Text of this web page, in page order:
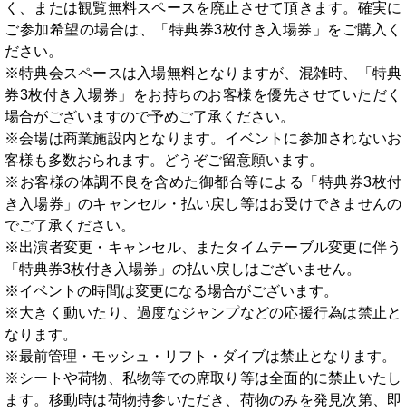
く、または観覧無料スペースを廃止させて頂きます。確実に
ご参加希望の場合は、「特典券3枚付き入場券」をご購入く
ださい。
※特典会スペースは入場無料となりますが、混雑時、「特典
券3枚付き入場券」をお持ちのお客様を優先させていただく
場合がございますので予めご了承ください。
※会場は商業施設内となります。イベントに参加されないお
客様も多数おられます。どうぞご留意願います。
※お客様の体調不良を含めた御都合等による「特典券3枚付
き入場券」のキャンセル・払い戻し等はお受けできませんの
でご了承ください。
※出演者変更・キャンセル、またタイムテーブル変更に伴う
「特典券3枚付き入場券」の払い戻しはございません。
※イベントの時間は変更になる場合がございます。
※大きく動いたり、過度なジャンプなどの応援行為は禁止と
なります。
※最前管理・モッシュ・リフト・ダイブは禁止となります。
※シートや荷物、私物等での席取り等は全面的に禁止いたし
ます。移動時は荷物持参いただき、荷物のみを発見次第、即